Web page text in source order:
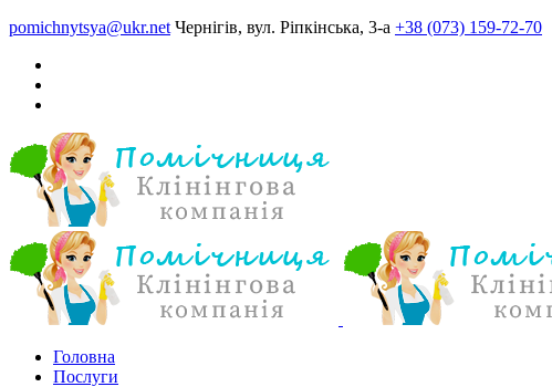
pomichnytsya@ukr.net Чернігів, вул. Ріпкінська, 3-а +38 (073) 159-72-70
Головна
Послуги